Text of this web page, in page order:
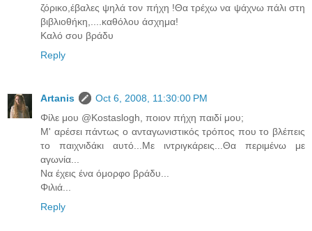
ζόρικο,έβαλες ψηλά τον πήχη !Θα τρέχω να ψάχνω πάλι στη
βιβλιοθήκη,....καθόλου άσχημα!
Καλό σου βράδυ
Reply
Artanis
Oct 6, 2008, 11:30:00 PM
Φίλε μου @Kostaslogh, ποιον πήχη παιδί μου;
Μ' αρέσει πάντως ο ανταγωνιστικός τρόπος που το βλέπεις
το παιχνιδάκι αυτό...Με ιντριγκάρεις...Θα περιμένω με
αγωνία...
Να έχεις ένα όμορφο βράδυ...
Φιλιά...
Reply